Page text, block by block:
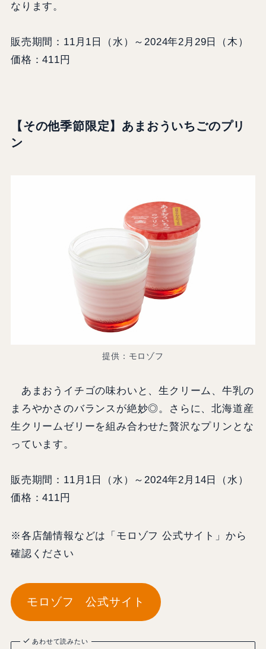
なります。
販売期間：11月1日（水）～2024年2月29日（木）
価格：411円
【その他季節限定】 あまおういちごのプリ
ン
提供：モロゾフ
あまおうイチゴの味わいと、生クリーム、牛乳の
まろやかさのバランスが絶妙◎。さらに、北海道産
生クリームゼリーを組み合わせた贅沢なプリンとな
っています。
販売期間：11月1日（水）～2024年2月14日（水）
価格：411円
※各店舗情報などは「モロゾフ 公式サイト」から
確認ください
モロゾフ 公式サイト
あわせて読みたい